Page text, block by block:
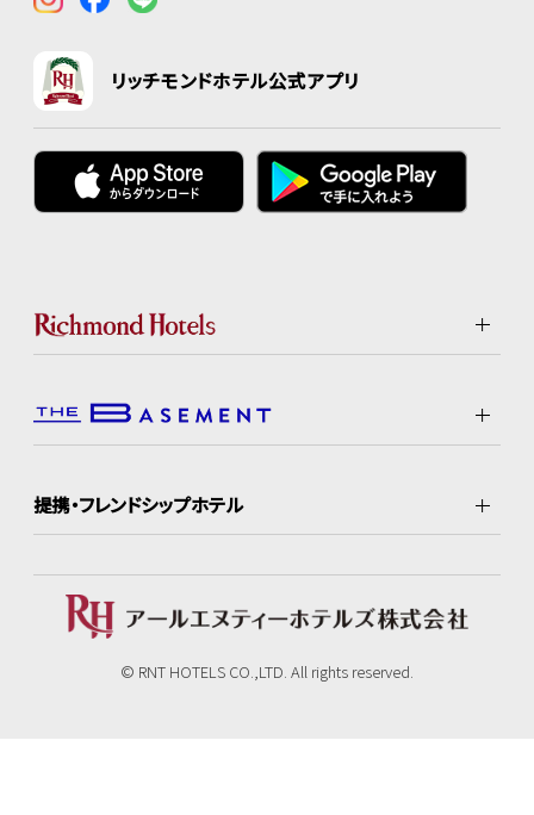
リッチモンドホテル公式アプリ
提携・フレンドシップホテル
© RNT HOTELS CO.,LTD. All rights reserved.